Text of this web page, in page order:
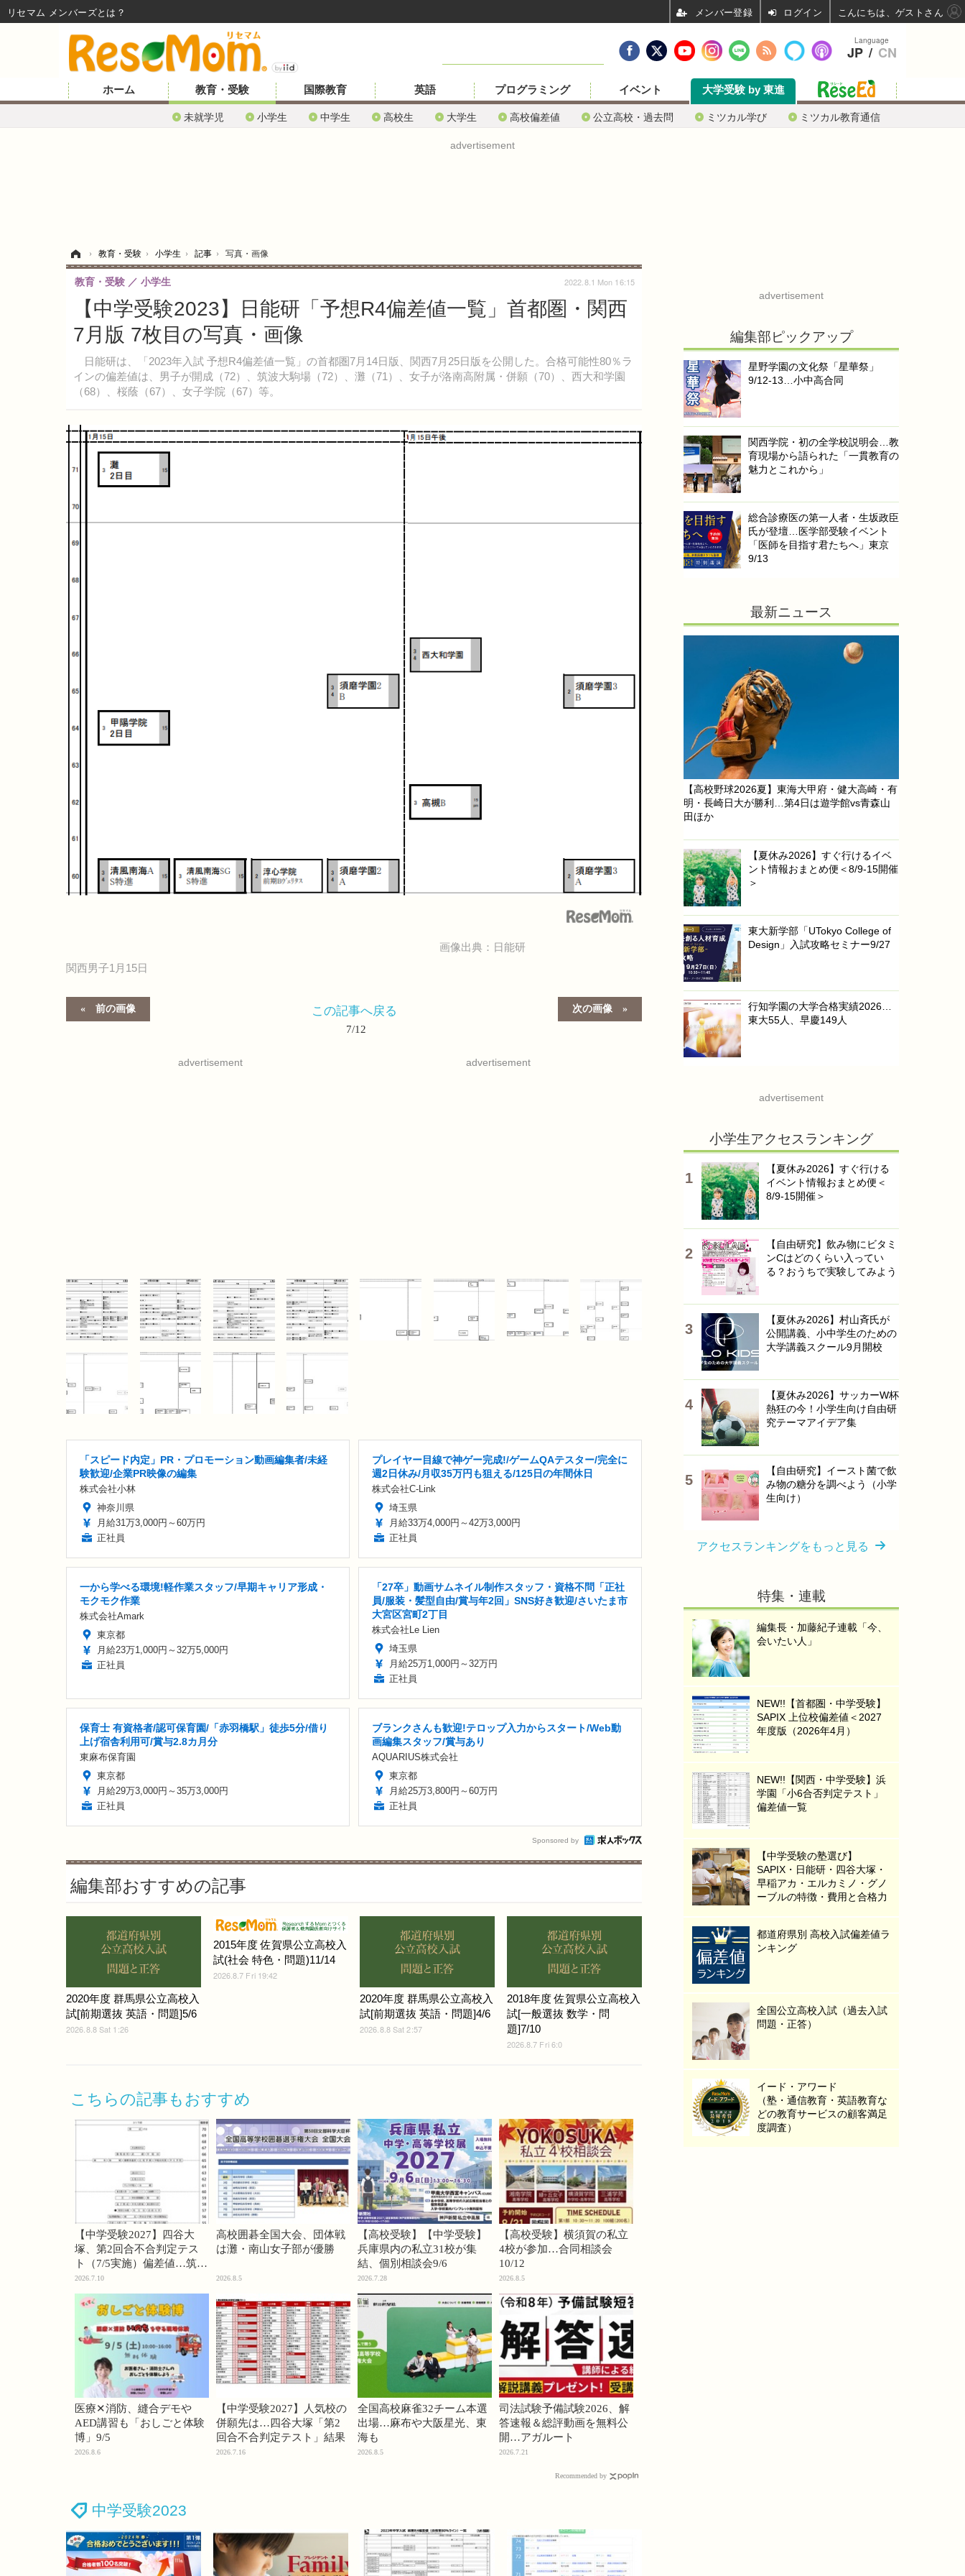
ホーム 教育・受験
未就学児 小学生 中学生 高校生 大学生 高校偏差値 公立高校・過去問 ミツカル学び ミツカル教育通信
国際教育 英語 プログラミング イベント 大学受験 by 東進
advertisement
› 教育・受験 › 小学生 › 記事 › 写真・画像
【中学受験2023】日能研「予想R4偏差値一覧」首都圏・関西
7月版 7枚目の写真・画像
日能研は、「2023年入試 予想R4偏差値一覧」の首都圏7月14日版、関西7月25日版を公開した。合格可能性80％ラ
インの偏差値は、男子が開成（72）、筑波大駒場（72）、灘（71）、女子が洛南高附属・併願（70）、西大和学園
（68）、桜蔭（67）、女子学院（67）等。
教育・受験 小学生 2022.8.1 Mon 16:15
画像出典：日能研
関西男子1月15日
前の画像 次の画像
この記事へ戻る
7/12
advertisement advertisement
「スピード内定」PR・プロモーション動画編集者/未経
験歓迎/企業PR映像の編集
株式会社小林
神奈川県
月給31万3,000円～60万円
正社員
プレイヤー目線で神ゲー完成!/ゲームQAテスター/完全に
週2日休み/月収35万円も狙える/125日の年間休日
株式会社C-Link
埼玉県
月給33万4,000円～42万3,000円
正社員
一から学べる環境!軽作業スタッフ/早期キャリア形成・
モクモク作業
株式会社Amark
東京都
月給23万1,000円～32万5,000円
正社員
「27卒」動画サムネイル制作スタッフ・資格不問「正社
員/服装・髪型自由/賞与年2回」SNS好き歓迎/さいたま市
大宮区宮町2丁目
株式会社Le Lien
埼玉県
月給25万1,000円～32万円
正社員
保育士 有資格者/認可保育園/「赤羽橋駅」徒歩5分/借り
上げ宿舎利用可/賞与2.8カ月分
東麻布保育園
東京都
月給29万3,000円～35万3,000円
正社員
ブランクさんも歓迎!テロップ入力からスタート/Web動
画編集スタッフ/賞与あり
AQUARIUS株式会社
東京都
月給25万3,800円～60万円
正社員
Sponsored by
編集部おすすめの記事
2020年度 群馬県公立高校入
試[前期選抜 英語・問題]5/6
2026.8.8 Sat 1:26
2015年度 佐賀県公立高校入
試(社会 特色・問題)11/14
2026.8.7 Fri 19:42
2020年度 群馬県公立高校入
試[前期選抜 英語・問題]4/6
2026.8.8 Sat 2:57
2018年度 佐賀県公立高校入
試[一般選抜 数学・問
題]7/10
2026.8.7 Fri 6:0
こちらの記事もおすすめ
【中学受験2027】四谷大
塚、第2回合不合判定テス
ト（7/5実施）偏差値…筑駒
74・桜蔭70＜PR＞
2026.7.10
高校囲碁全国大会、団体戦
は灘・南山女子部が優勝
2026.8.5
【高校受験】【中学受験】
兵庫県内の私立31校が集
結、個別相談会9/6
2026.7.28
【高校受験】横須賀の私立
4校が参加…合同相談会
10/12
2026.8.5
医療✕消防、縫合デモや
AED講習も「おしごと体験
博」9/5
2026.8.6
【中学受験2027】人気校の
併願先は…四谷大塚「第2
回合不合判定テスト」結果
2026.7.16
全国高校麻雀32チーム本選
出場…麻布や大阪星光、東
海も
2026.8.5
司法試験予備試験2026、解
答速報＆総評動画を無料公
開…アガルート
2026.7.21
Recommended by
中学受験2023
advertisement
編集部ピックアップ
星野学園の文化祭「星華祭」
9/12-13…小中高合同
関西学院・初の全学校説明会…教
育現場から語られた「一貫教育の
魅力とこれから」
総合診療医の第一人者・生坂政臣
氏が登壇…医学部受験イベント
「医師を目指す君たちへ」東京
9/13
最新ニュース
【高校野球2026夏】東海大甲府・健大高崎・有
明・長崎日大が勝利…第4日は遊学館vs青森山
田ほか
【夏休み2026】すぐ行けるイベ
ント情報おまとめ便＜8/9-15開催
＞
東大新学部「UTokyo College of
Design」入試攻略セミナー9/27
行知学園の大学合格実績2026…
東大55人、早慶149人
advertisement
小学生アクセスランキング
【夏休み2026】すぐ行ける
イベント情報おまとめ便＜
8/9-15開催＞
【自由研究】飲み物にビタミ
ンCはどのくらい入ってい
る？おうちで実験してみよう
【夏休み2026】村山斉氏が
公開講義、小中学生のための
大学講義スクール9月開校
【夏休み2026】サッカーW杯
熱狂の今！小学生向け自由研
究テーマアイデア集
【自由研究】イースト菌で飲
み物の糖分を調べよう（小学
生向け）
アクセスランキングをもっと見る
特集・連載
編集長・加藤紀子連載「今、
会いたい人」
NEW!!【首都圏・中学受験】
SAPIX 上位校偏差値＜2027
年度版（2026年4月）
NEW!!【関西・中学受験】浜
学園「小6合否判定テスト」
偏差値一覧
【中学受験の塾選び】
SAPIX・日能研・四谷大塚・
早稲アカ・エルカミノ・グノ
ーブルの特徴・費用と合格力
都道府県別 高校入試偏差値ラ
ンキング
全国公立高校入試（過去入試
問題・正答）
イード・アワード
（塾・通信教育・英語教育な
どの教育サービスの顧客満足
度調査）
Language
JP / CN
リセマム メンバーズ ログイン こんにちは、ゲストさん